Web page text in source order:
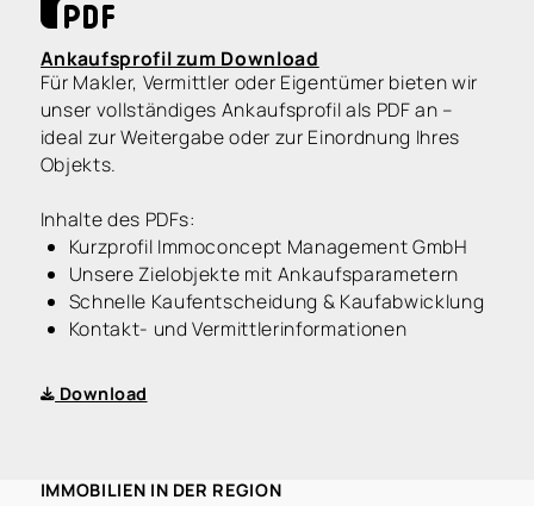
Ankaufsprofil zum Download
Für Makler, Vermittler oder Eigentümer bieten wir
unser vollständiges Ankaufsprofil als PDF an –
ideal zur Weitergabe oder zur Einordnung Ihres
Objekts.
Inhalte des PDFs:
Kurzprofil Immoconcept Management GmbH
Unsere Zielobjekte mit Ankaufsparametern
Schnelle Kaufentscheidung & Kaufabwicklung
Kontakt- und Vermittlerinformationen
Download
IMMOBILIEN IN DER REGION